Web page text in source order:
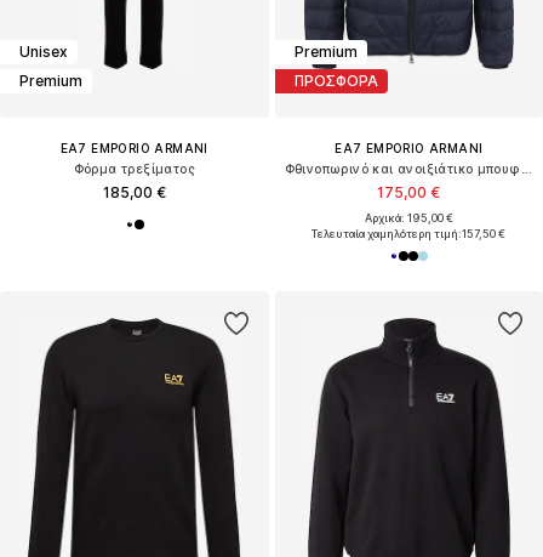
Unisex
Premium
EA7 EMPORIO ARMANI
Φόρμα τρεξίματος
185,00 €
Premium
ΠΡΟΣΦΟΡΑ
EA7 EMPORIO ARMANI
175,00 €
Αρχικά: 195,00 €
Τελευταία χαμηλότερη τιμή:157,50 €